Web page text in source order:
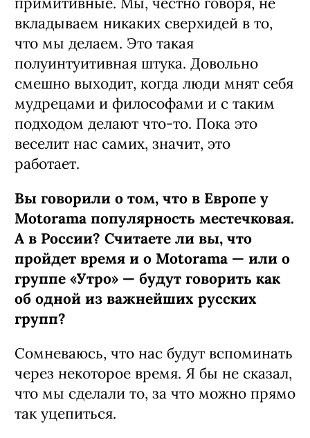
вкладываем никаких сверхидей в то,
что мы делаем. Это такая
полуинтуитивная штука. Довольно
смешно выходит, когда люди мнят себя
мудрецами и философами и с таким
подходом делают что-то. Пока это
веселит нас самих, значит, это
работает.
Вы говорили о том, что в Европе у
Motorama популярность местечковая.
А в России? Считаете ли вы, что
пройдет время и о Motorama — или о
группе «Утро» — будут говорить как
об одной из важнейших русских
групп?
Сомневаюсь, что нас будут вспоминать
через некоторое время. Я бы не сказал,
что мы сделали то, за что можно прямо
так уцепиться.